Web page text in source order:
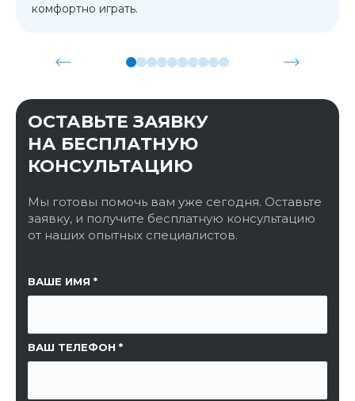
комфортно играть.
ОСТАВЬТЕ ЗАЯВКУ
НА БЕСПЛАТНУЮ
КОНСУЛЬТАЦИЮ
Мы готовы помочь вам уже сегодня. Оставьте
заявку, и получите бесплатную консультацию
от наших опытных специалистов.
ВАШЕ ИМЯ
ВАШ ТЕЛЕФОН
ССЫЛКА НА СТРАНИЦУ